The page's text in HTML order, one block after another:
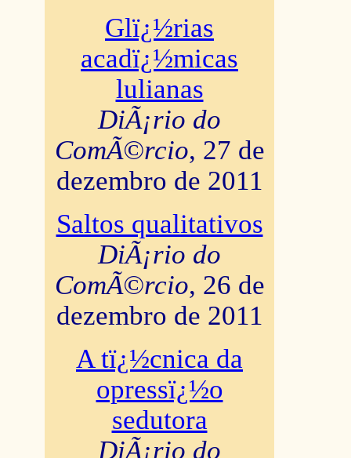
Glï¿½rias
acadï¿½micas
lulianas
DiÃ¡rio do
ComÃ©rcio, 27 de
dezembro de 2011
Saltos qualitativos
DiÃ¡rio do
ComÃ©rcio, 26 de
dezembro de 2011
A tï¿½cnica da
opressï¿½o
sedutora
DiÃ¡rio do